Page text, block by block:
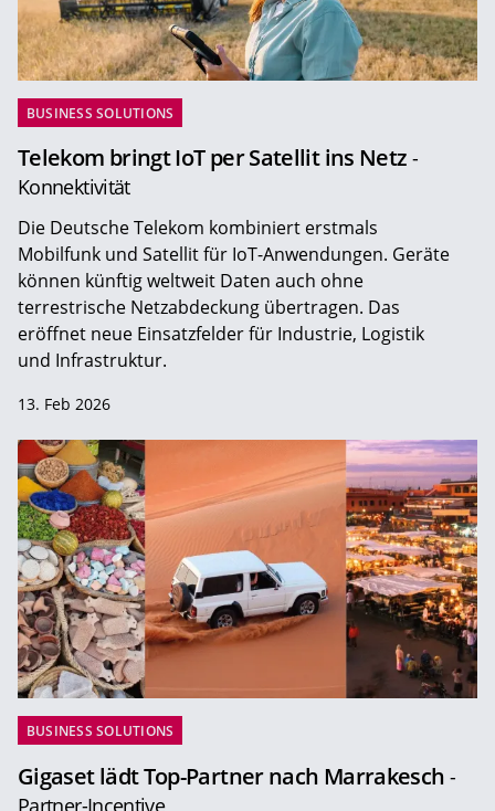
BUSINESS SOLUTIONS
Telekom bringt IoT per Satellit ins Netz -
Konnektivität
Die Deutsche Telekom kombiniert erstmals
Mobilfunk und Satellit für IoT-Anwendungen. Geräte
können künftig weltweit Daten auch ohne
terrestrische Netzabdeckung übertragen. Das
eröffnet neue Einsatzfelder für Industrie, Logistik
und Infrastruktur.
13. Feb 2026
BUSINESS SOLUTIONS
Gigaset lädt Top-Partner nach Marrakesch -
Partner-Incentive